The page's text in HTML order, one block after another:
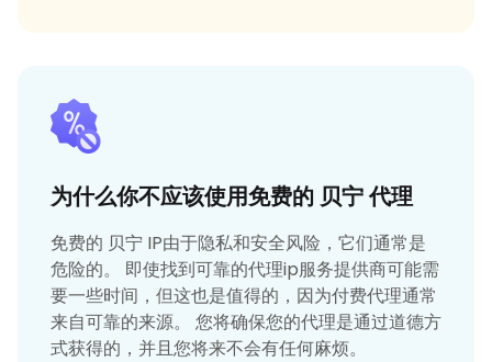
为什么你不应该使用免费的 贝宁 代理
免费的 贝宁 IP由于隐私和安全风险，它们通常是
危险的。 即使找到可靠的代理ip服务提供商可能需
要一些时间，但这也是值得的，因为付费代理通常
来自可靠的来源。 您将确保您的代理是通过道德方
式获得的，并且您将来不会有任何麻烦。